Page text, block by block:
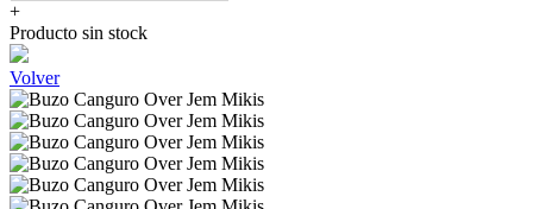
+
Producto sin stock
Volver